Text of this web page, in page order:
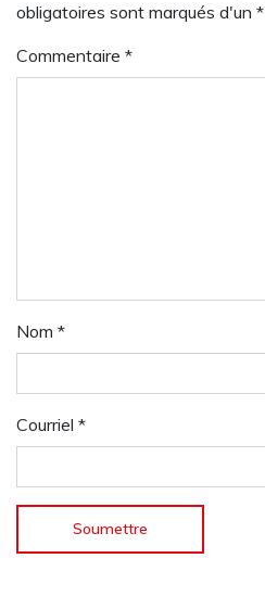
obligatoires sont marqués d'un *
Commentaire *
Nom *
Courriel *